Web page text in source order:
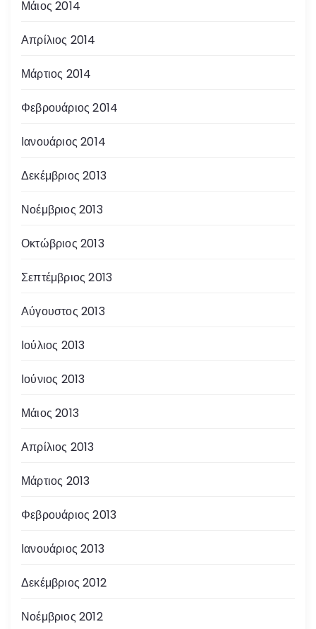
Μάιος 2014
Απρίλιος 2014
Μάρτιος 2014
Φεβρουάριος 2014
Ιανουάριος 2014
Δεκέμβριος 2013
Νοέμβριος 2013
Οκτώβριος 2013
Σεπτέμβριος 2013
Αύγουστος 2013
Ιούλιος 2013
Ιούνιος 2013
Μάιος 2013
Απρίλιος 2013
Μάρτιος 2013
Φεβρουάριος 2013
Ιανουάριος 2013
Δεκέμβριος 2012
Νοέμβριος 2012